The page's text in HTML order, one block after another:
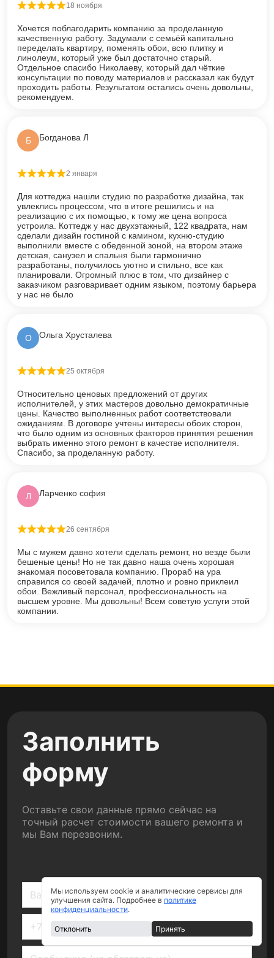
Оценка5из 5
18 ноября
Хочется поблагодарить компанию за проделанную
качественную работу. Задумали с семьёй капитально
переделать квартиру, поменять обои, всю плитку и
линолеум, который уже был достаточно старый.
Отдельное спасибо Николаеву, который дал чёткие
консультации по поводу материалов и рассказал как будут
проходить работы. Результатом остались очень довольны,
рекомендуем.
Б Богданова Л
Оценка5из 5
2 января
Для коттеджа нашли студию по разработке дизайна, так
увлеклись процессом, что в итоге решились и на
реализацию с их помощью, к тому же цена вопроса
устроила. Коттедж у нас двухэтажный, 122 квадрата, нам
сделали дизайн гостиной с камином, кухню-студию
выполнили вместе с обеденной зоной, на втором этаже
детская, санузел и спальня были гармонично
разработаны, получилось уютно и стильно, все как
планировали. Огромный плюс в том, что дизайнер с
заказчиком разговаривает одним языком, поэтому барьера
у нас не было
О Ольга Хрусталева
Оценка5из 5
25 октября
Относительно ценовых предложений от других
исполнителей, у этих мастеров довольно демократичные
цены. Качество выполненных работ соответствовали
ожиданиям. В договоре учтены интересы обоих сторон,
что было одним из основных факторов принятия решения
выбрать именно этого ремонт в качестве исполнителя.
Спасибо, за проделанную работу.
Л Ларченко софия
Оценка5из 5
26 сентября
Мы с мужем давно хотели сделать ремонт, но везде были
бешеные цены! Но не так давно наша очень хорошая
знакомая посоветовала компанию. Прораб на ура
справился со своей задачей, плотно и ровно приклеил
обои. Вежливый персонал, профессиональность на
высшем уровне. Мы довольны! Всем советую услуги этой
компании.
Заполнить
форму
Оставьте свои данные прямо сейчас на
точный расчет стоимости вашего ремонта и
мы Вам перезвоним.
Мы используем cookie и аналитические сервисы для
улучшения сайта. Подробнее в политике
конфиденциальности.
Отклонить Принять